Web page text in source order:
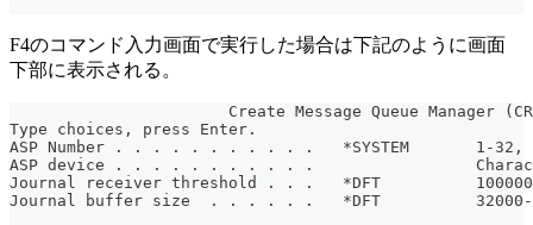
F4のコマンド入力画面で実行した場合は下記のように画面
下部に表示される。
Create Message Queue Manager
Type choices, press Enter.
ASP Number . . . . . . . . . . .   *SYSTEM       1-32,
ASP device . . . . . . . . . . .
Journal receiver threshold . . .   *DFT          100000-
Journal buffer size  . . . . . .   *DFT          32000-